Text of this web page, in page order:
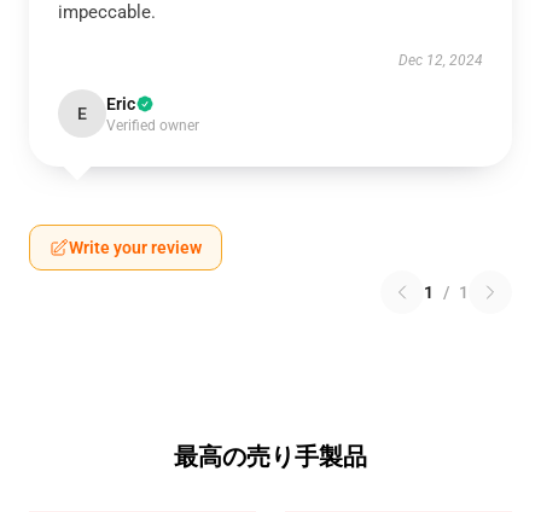
impeccable.
Dec 12, 2024
E Eric
Verified owner
Write your review
1 / 1
最高の売り手製品